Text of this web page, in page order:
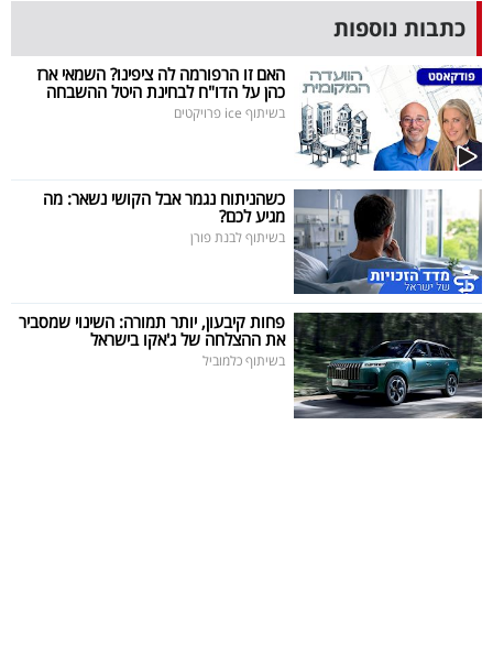
כתבות נוספות
האם זו הרפורמה לה ציפינו? השמאי ארז
כהן על הדו"ח לבחינת היטל ההשבחה
בשיתוף ice פרויקטים
כשהניתוח נגמר אבל הקושי נשאר: מה
מגיע לכם?
בשיתוף לבנת פורן
פחות קיבעון, יותר תמורה: השינוי שמסביר
את ההצלחה של ג'אקו בישראל
בשיתוף כלמוביל